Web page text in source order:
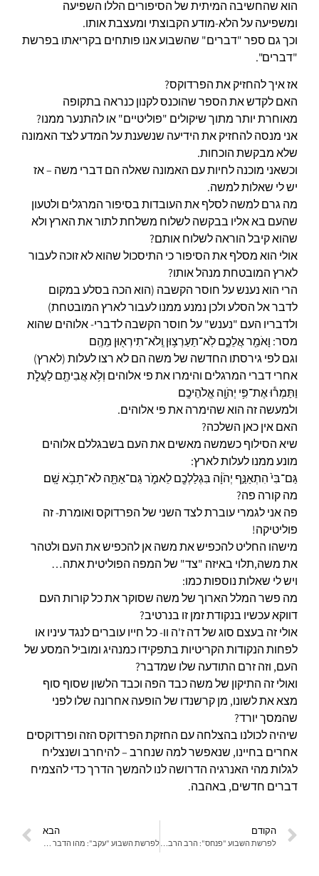
הוא שהחשיבה המיתית של הסיפורים הללו השפיעה
ומשפיעה על הלא-מודע הקבוצתי ומעצבת אותו.
וכך גם ספר "דברים" שהשבוע אנו פותחים בקריאתו בפרשת
"דברים".
אז איך להחזיק את הפרדוקס?
האם לקדש את הספר שהוכנס לקנון כנראה בתקופה
מאוחרת יותר מתוך שיקולים "פוליטיים" או להתנער ממנו?
אני מנסה להחזיק את הידיעה שנשענת על המדע לצד האמונה
שלא מבקשת הוכחות.
וכשאני מוכנה לחיות עם האמונה שאלה הם דברי משה – אז
יש לי שאלות למשה.
מה גרם למשה לסלף את העובדות בסיפור המרגלים ולטעון
שהעם בא אליו בבקשה לשלוח משלחת לתור את הארץ ולא
שהוא קיבל הוראה לשלוח אותם?
אולי הוא מסלף את הסיפור כי התיסכול שהוא לא זוכה לעבור
לארץ המובטחת מנהל אותו?
הרי הוא נענש על חוסר הקשבה (הוא הכה בסלע במקום
לדבר אל הסלע ולכן נמנע ממנו לעבור לארץ המובטחת)
ולדבריו העם "נענש" על חוסר הקשבה לדברי- אלוהים שהוא
מסר: וָאֹמַ֖ר אֲלֵכֶ֑ם לֹֽא־תַעַרְצ֥וּן וְֽלֹא־תִירְא֖וּן מֵהֶֽם
וגם לפי גירסתו החדשה של משה הם לא רצו לעלות (לארץ)
אחרי דברי המרגלים והימרו את פי אלוהים וְלֹ֥א אֲבִיתֶ֖ם לַעֲלֹ֑ת
וַתַּמְר֕וּ אֶת־פִּ֥י יְהֹוָ֖ה אֱלֹהֵיכֶֽם
ולמעשה זה הוא שהימרה את פי אלוהים.
האם אין כאן השלכה?
שיא הסילוף כשמשה מאשים את העם בשבגללם אלוהים
מונע ממנו לעלות לארץ:
גַּם־בִּי֙ הִתְאַנַּ֣ף יְהֹוָ֔ה בִּגְלַלְכֶ֖ם לֵאמֹ֑ר גַּם־אַתָּ֖ה לֹא־תָבֹ֥א שָֽׁם׃
מה קורה פה?
פה אני לגמרי עוברת לצד השני של הפרדוקס ואומרת- זה
פוליטיקה!
מישהו החליט להכפיש את משה אן להכפיש את העם ולטהר
את משה,תלוי באיזה "צד" של המפה הפוליטית אתה…
ויש לי שאלות נוספות כמו:
מה פשר המלל הארוך של משה שסוקר את כל קורות העם
דווקא עכשיו בנקודת זמן זו בנרטיב?
אולי זה בעצם סוג של דה ז'ה וו- כל חייו עוברים לנגד עיניו או
לפחות הנקודות הקריטיות בתפקידו כמנהיג ומוביל המסע של
העם, וזה זרם התודעה שלו שמדבר?
ואולי זה התיקון של משה כבד הפה וכבד הלשון שסוף סוף
מצא את לשונו, מן קרשנדו של הופעה אחרונה שלו לפני
שהמסך יורד?
שיהיה לכולנו בהצלחה עם החזקת הפרדוקס הזה ופרדוקסים
אחרים בחיינו, שנאפשר למה שנחרב – להיחרב ושנצליח
לגלות מהי האנרגיה הדרושה לנו להמשך הדרך כדי להצמיח
דברים חדשים, באהבה.
הקודם הבא